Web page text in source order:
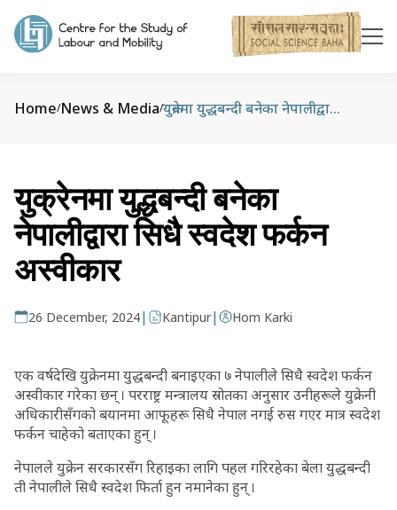
Home/News & Media/ युक्रेनमा युद्धबन्दी बनेका नेपालीद्वारा सिधै स्वदेश फर्कन अस्वीकार
युक्रेनमा युद्धबन्दी बनेका
नेपालीद्वारा सिधै स्वदेश फर्कन
अस्वीकार
26 December, 2024| Kantipur| Hom Karki
एक वर्षदेखि युक्रेनमा युद्धबन्दी बनाइएका ७ नेपालीले सिधै स्वदेश फर्कन
अस्वीकार गरेका छन् । परराष्ट्र मन्त्रालय स्रोतका अनुसार उनीहरूले युक्रेनी
अधिकारीसँगको बयानमा आफूहरू सिधै नेपाल नगई रुस गएर मात्र स्वदेश
फर्कन चाहेको बताएका हुन् ।
नेपालले युक्रेन सरकारसँग रिहाइका लागि पहल गरिरहेका बेला युद्धबन्दी
ती नेपालीले सिधै स्वदेश फिर्ता हुन नमानेका हुन् ।